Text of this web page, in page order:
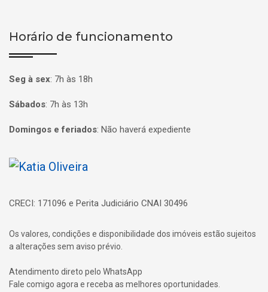
Horário de funcionamento
Seg à sex: 7h às 18h
Sábados: 7h às 13h
Domingos e feriados: Não haverá expediente
Página inicial
CRECI: 171096 e Perita Judiciário CNAI 30496
Os valores, condições e disponibilidade dos imóveis estão sujeitos
a alterações sem aviso prévio.
Atendimento direto pelo WhatsApp
Fale comigo agora e receba as melhores oportunidades.